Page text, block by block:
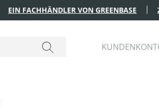
EIN FACHHÄNDLER VON GREENBASE